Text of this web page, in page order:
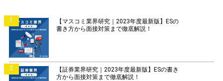
1
【マスコミ業界研究｜2023年度最新版】ESの
書き方から面接対策まで徹底解説！
2
【証券業界研究｜2023年度最新版】ESの書き
方から面接対策まで徹底解説！